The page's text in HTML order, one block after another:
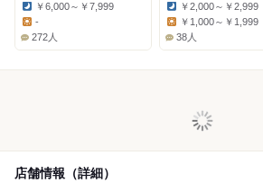
Dinner:
￥6,000～￥7,999
-
272人
Dinner:
￥2,000～￥2,999
Lunch:
￥1,000～￥1,999
38人
店舗情報（詳細）